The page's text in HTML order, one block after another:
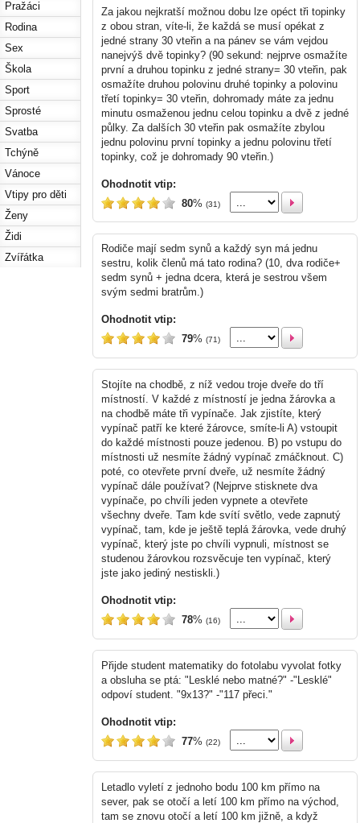
Za jakou nejkratší možnou dobu lze opéct tři topinky
z obou stran, víte-li, že každá se musí opékat z
jedné strany 30 vteřin a na pánev se vám vejdou
nanejvýš dvě topinky? (90 sekund: nejprve osmažíte
první a druhou topinku z jedné strany= 30 vteřin, pak
osmažíte druhou polovinu druhé topinky a polovinu
třetí topinky= 30 vteřin, dohromady máte za jednu
minutu osmaženou jednu celou topinku a dvě z jedné
půlky. Za dalších 30 vteřin pak osmažíte zbylou
jednu polovinu první topinky a jednu polovinu třetí
topinky, což je dohromady 90 vteřin.)
Ohodnotit vtip:
80% (31)
Rodiče mají sedm synů a každý syn má jednu
sestru, kolik členů má tato rodina? (10, dva rodiče+
sedm synů + jedna dcera, která je sestrou všem
svým sedmi bratrům.)
Ohodnotit vtip:
79% (71)
Stojíte na chodbě, z níž vedou troje dveře do tří
místností. V každé z místností je jedna žárovka a
na chodbě máte tři vypínače. Jak zjistíte, který
vypínač patří ke které žárovce, smíte-li A) vstoupit
do každé místnosti pouze jedenou. B) po vstupu do
místnosti už nesmíte žádný vypínač zmáčknout. C)
poté, co otevřete první dveře, už nesmíte žádný
vypínač dále používat? (Nejprve stisknete dva
vypínače, po chvíli jeden vypnete a otevřete
všechny dveře. Tam kde svítí světlo, vede zapnutý
vypínač, tam, kde je ještě teplá žárovka, vede druhý
vypínač, který jste po chvíli vypnuli, místnost se
studenou žárovkou rozsvěcuje ten vypínač, který
jste jako jediný nestiskli.)
Ohodnotit vtip:
78% (16)
Přijde student matematiky do fotolabu vyvolat fotky
a obsluha se ptá: "Lesklé nebo matné?" -"Lesklé"
odpoví student. "9x13?" -"117 přeci."
Ohodnotit vtip:
77% (22)
Letadlo vyletí z jednoho bodu 100 km přímo na
sever, pak se otočí a letí 100 km přímo na východ,
tam se znovu otočí a letí 100 km jižně, a když
Pražáci
Rodina
Sex
Škola
Sport
Sprosté
Svatba
Tchýně
Vánoce
Vtipy pro děti
Ženy
Židi
Zvířátka